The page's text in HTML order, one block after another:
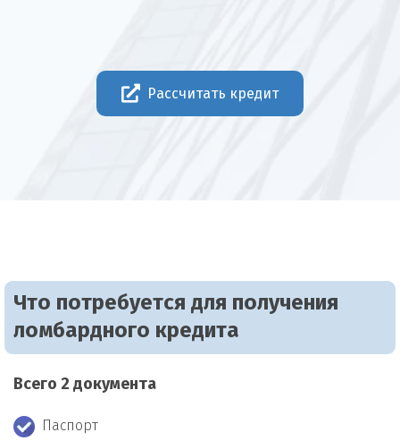
Рассчитать кредит
Что потребуется для получения
ломбардного кредита
Всего 2 документа
Паспорт